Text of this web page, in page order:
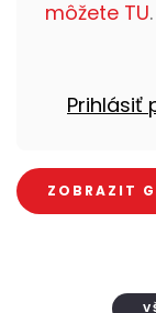
môžete TU
Prihlásiť
ZOBRAZIT